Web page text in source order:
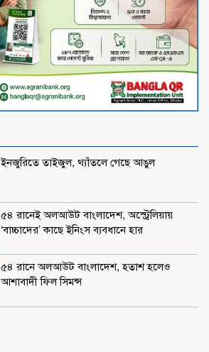
ইনজুরিতে তাইজুল, থ্যাঁতলে গেছে আঙুল
৫৪ রানেই অলআউট বাংলাদেশ, অস্ট্রেলিয়ায়
‌‘বাচ্চাদের’ কাছে ইনিংস ব্যবধানে হার
৫৪ রানে অলআউট বাংলাদেশ, হতাশ হলেও
আশাবাদী ফিল সিমন্স